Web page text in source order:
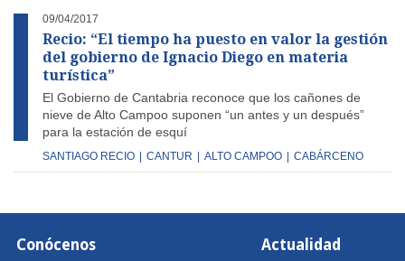
09/04/2017
Recio: “El tiempo ha puesto en valor la gestión
del gobierno de Ignacio Diego en materia
turística”
El Gobierno de Cantabria reconoce que los cañones de
nieve de Alto Campoo suponen “un antes y un después”
para la estación de esquí
SANTIAGO RECIO CANTUR ALTO CAMPOO CABÁRCENO
Conócenos Actualidad